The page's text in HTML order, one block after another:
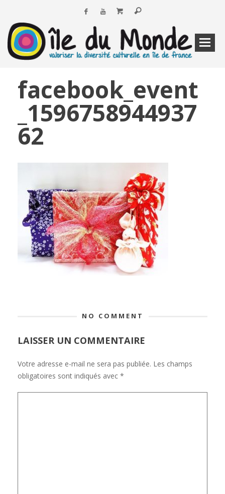
facebook_event
_1596758944937
62
NO COMMENT
LAISSER UN COMMENTAIRE
Votre adresse e-mail ne sera pas publiée. Les champs
obligatoires sont indiqués avec *